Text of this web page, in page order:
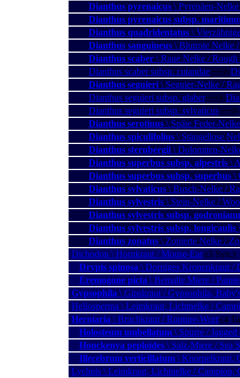
Dianthus pyrenaicus \ Pyrenäen-
Dianthus pyrenaicus subsp.
Dianthus quadridentatus \
Dianthus sanguineus \ Blutrote Nelke
Dianthus scaber \ Raue Nelke / Rough
Dianthus scaber subsp. cutandae −−>
Dianthus seguieri \ Seguier-Nelke /
Dianthus seguieri subsp. glaber −−>
Dianthus seguieri subsp. sylvaticus −−>
Dianthus serotinus \ Späte Feder-
Dianthus spiculifolius \ Stängellose
Dianthus sternbergii \ Dolomiten-
Dianthus superbus subsp. alpestris \
Dianthus superbus subsp. superbus \
Dianthus sylvaticus \ Busch-Nelke /
Dianthus sylvestris \ Stein-Nelke /
Dianthus sylvestris subsp.
Dianthus sylvestris subsp. longicaulis
Dianthus zonatus \ Zonierte Nelke /
Dichodon \ Hornkraut / Mouse-Ear(3 Syn.)
Drypis spinosa \ Dorniges Kronenkraut /
Eremogone picta \ Bemalte Miere /
Gypsophila \ Gipskraut / Gypsophila,
Heliosperma \ Leimkraut, Lichtnelke /
Herniaria \ Bruchkraut / Rupture-Wort (4
Holosteum umbellatum \ Spurre /
Honckenya peploides \ Salz-Miere / Sea
Illecebrum verticillatum \ Knorpelkraut,
Lychnis \ Leimkraut, Lichtnelke / Campion,